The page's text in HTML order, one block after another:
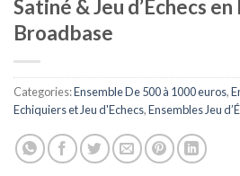
Satiné & Jeu d’Echecs
Broadbase
Categories:Ensemble De 500 à 1000 euros,
Echiquiers et Jeu d'Echecs,Ensembles Jeu